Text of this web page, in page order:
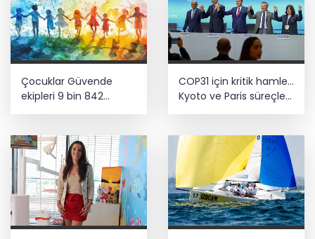
Çocuklar Güvende
ekipleri 9 bin 842
çocuğu spora ve
yönlendirdi
COP31 için kritik hamle...
Kyoto ve Paris süreçleri
Türkiye’de yönetilecek